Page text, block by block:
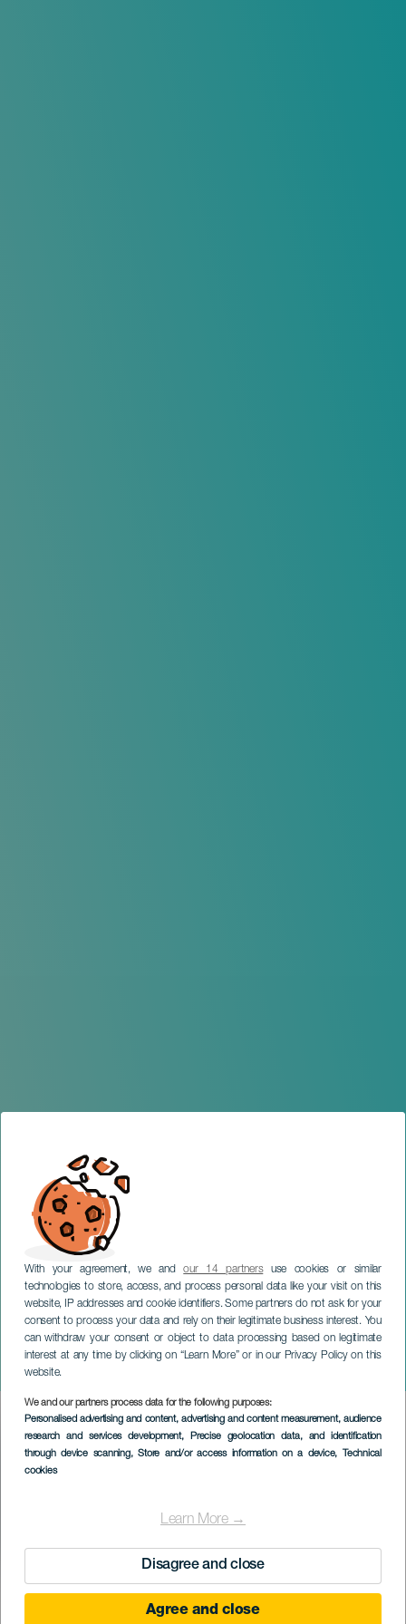
With your agreement, we andour 14 partnersuse cookies or similar
technologies to store, access, and process personal data like your visit on this
website, IP addresses and cookie identifiers. Some partners do not ask for your
consent to process your data and rely on their legitimate business interest. You
can withdraw your consent or object to data processing based on legitimate
interest at any time by clicking on “Learn More” or in our Privacy Policy on this
website.
We and our partners process data for the following purposes:
Personalised advertising and content, advertising and content measurement, audience
research and services development, Precise geolocation data, and identification
through device scanning, Store and/or access information on a device, Technical
cookies
Learn More →
Disagree and close
Agree and close
SwimRun Tenerife
TENERIFFA
Imagen
Listado